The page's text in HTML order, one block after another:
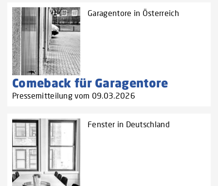
Garagentore in Österreich
Comeback für Garagentore
Pressemitteilung vom 09.03.2026
Fenster in Deutschland